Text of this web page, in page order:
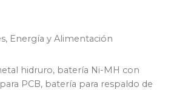
, Energía y Alimentación
hidruro, batería Ni-MH con
PCB, batería para respaldo de